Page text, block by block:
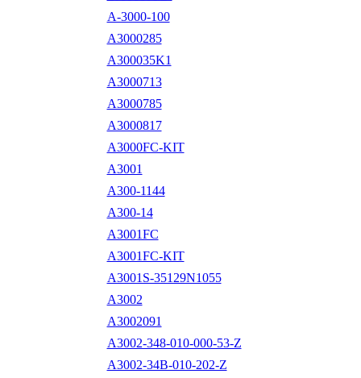
A-3000-100
A3000285
A300035K1
A3000713
A3000785
A3000817
A3000FC-KIT
A3001
A300-1144
A300-14
A3001FC
A3001FC-KIT
A3001S-35129N1055
A3002
A3002091
A3002-348-010-000-53-Z
A3002-34B-010-202-Z